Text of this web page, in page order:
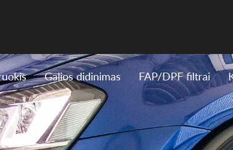
Galios didinimas FAP/DPF filtrai